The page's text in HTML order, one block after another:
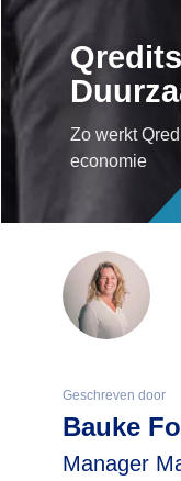
Zo werkt
economie
Geschreven door
Bauke
Manager